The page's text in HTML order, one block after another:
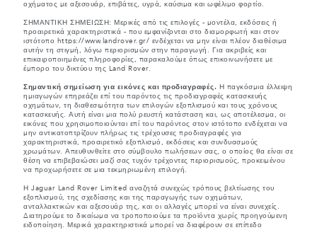
οχήματος με αξεσουάρ, επιβάτες, υγρά, καύσιμα και ωφέλιμο φορτίο.
ΣΗΜΑΝΤΙΚΗ ΣΗΜΕΙΩΣΗ: Μερικές από τις επιλογές - μοντέλα, εκδόσεις ή
προαιρετικά χαρακτηριστικά - που εμφανίζονται στο διαμορφωτή και στον
ιστότοπο https://www.landrover.gr/ ενδέχεται να μην είναι πλέον διαθέσιμα
αυτήν τη στιγμή, λόγω περιορισμών στην παραγωγή. Για ακριβείς και
επικαιροποιημένες πληροφορίες, παρακαλούμε όπως επικοινωνήσετε με
έμπορο του δικτύου της Land Rover.
Σημαντική σημείωση για εικόνες και προδιαγραφές. Η παγκόσμια έλλειψη
ημιαγωγών επηρεάζει επί του παρόντος τις προδιαγραφές κατασκευής
οχημάτων, τη διαθεσιμότητα των επιλογών εξοπλισμού και τους χρόνους
κατασκευής. Αυτή είναι μια πολύ ρευστή κατάσταση και, ως αποτέλεσμα, οι
εικόνες που χρησιμοποιούνται επί του παρόντος στον ιστότοπο ενδέχεται να
μην αντικατοπτρίζουν πλήρως τις τρέχουσες προδιαγραφές για
χαρακτηριστικά, προαιρετικό εξοπλισμό, εκδόσεις και συνδυασμούς
χρωμάτων. Απευθυνθείτε στο σύμβουλο πωλήσεων σας, ο οποίος θα είναι σε
θέση να επιβεβαιώσει μαζί σας τυχόν τρέχοντες περιορισμούς, προκειμένου
να προχωρήσετε σε μια τεκμηριωμένη επιλογή.
Η Jaguar Land Rover Limited αναζητά συνεχώς τρόπους βελτίωσης του
εξοπλισμού, της σχεδίασης και της παραγωγής των οχημάτων,
ανταλλακτικών και αξεσουάρ της, και οι αλλαγές μπορεί να είναι συνεχείς.
Διατηρούμε το δικαίωμα να τροποποιούμε τα προϊόντα χωρίς προηγούμενη
ειδοποίηση. Μερικά χαρακτηριστικά μπορεί να διαφέρουν σε επίπεδο